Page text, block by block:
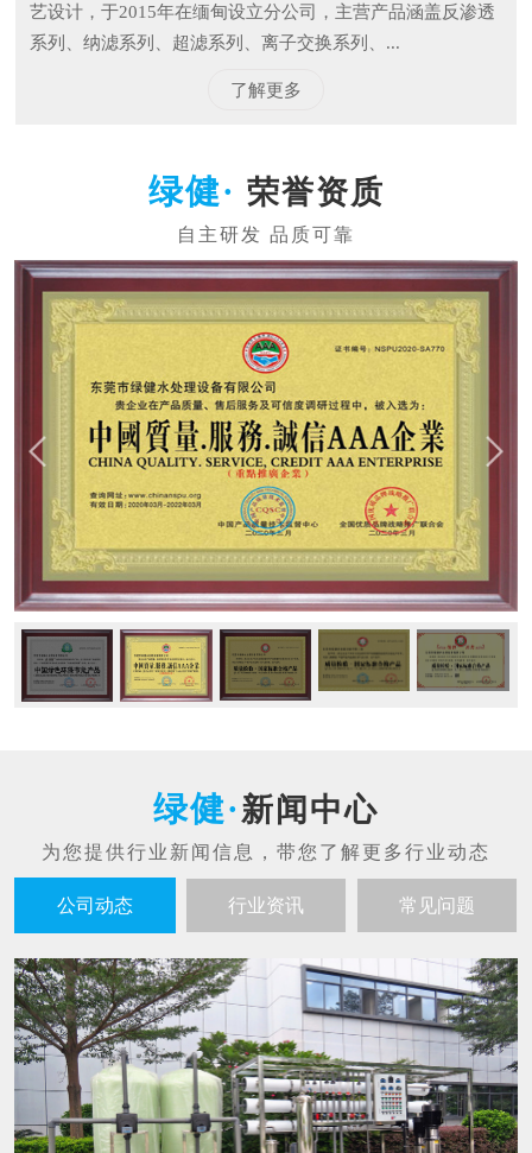
艺设计，于2015年在缅甸设立分公司，主营产品涵盖反渗透
系列、纳滤系列、超滤系列、离子交换系列、...
了解更多
荣誉资质
新闻中心
公司动态 行业资讯 常见问题